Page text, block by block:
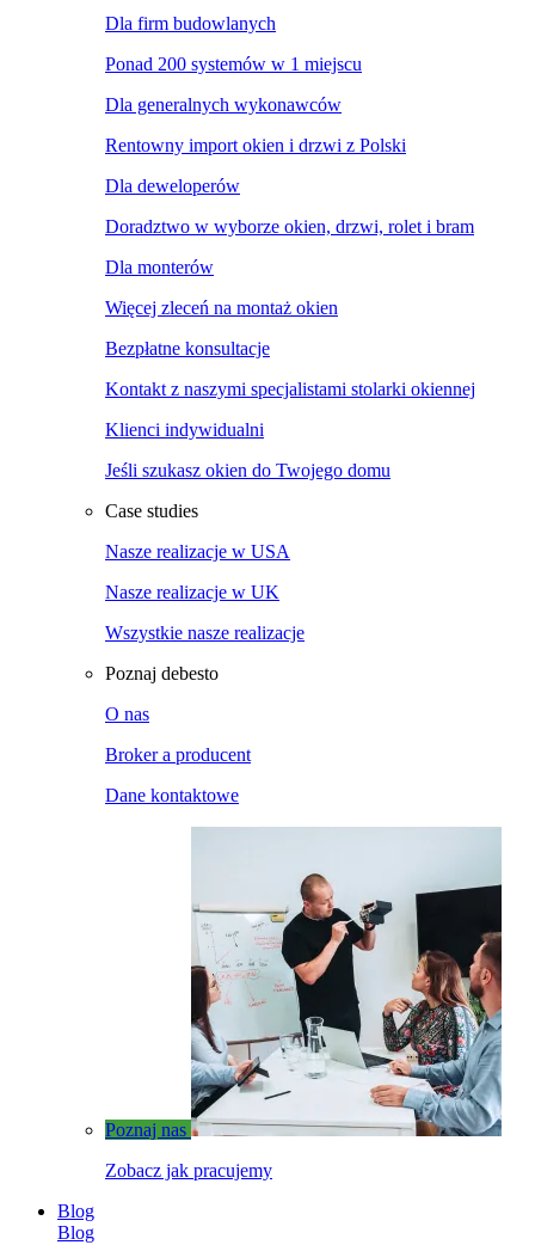
Dla firm budowlanych
Ponad 200 systemów w 1 miejscu
Dla generalnych wykonawców
Rentowny import okien i drzwi z Polski
Dla deweloperów
Doradztwo w wyborze okien, drzwi, rolet i bram
Dla monterów
Więcej zleceń na montaż okien
Bezpłatne konsultacje
Kontakt z naszymi specjalistami stolarki okiennej
Klienci indywidualni
Jeśli szukasz okien do Twojego domu
Case studies
Nasze realizacje w USA
Nasze realizacje w UK
Wszystkie nasze realizacje
Poznaj debesto
O nas
Broker a producent
Dane kontaktowe
Poznaj nas
Zobacz jak pracujemy
Blog
Blog